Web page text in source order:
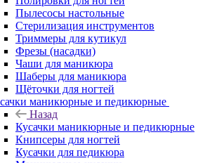
Пылесосы настольные
Стерилизация инструментов
Триммеры для кутикул
Фрезы (насадки)
Чаши для маникюра
Шаберы для маникюра
Щёточки для ногтей
маникюрные и педикюрные
Назад
Кусачки маникюрные и педикюрные
Книпсеры для ногтей
Кусачки для педикюра